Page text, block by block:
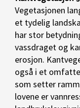
Vegetasjonen
et tydelig
har stor
vassdraget og
erosjon.
også i et
som setter
lovene er